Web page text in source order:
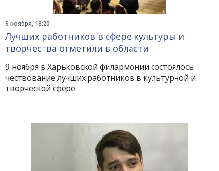
9 ноября, 18:20
Лучших работников в сфере культуры и
творчества отметили в области
9 ноября в Харьковской филармонии состоялось
чествование лучших работников в культурной и
творческой сфере